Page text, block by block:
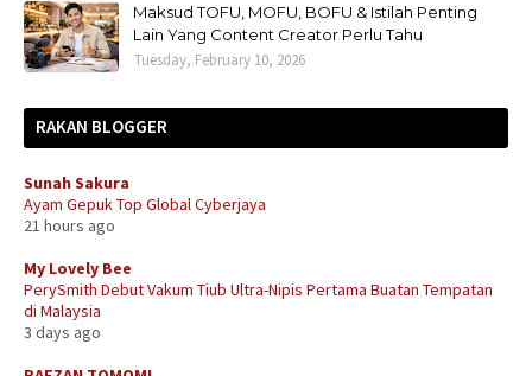
Maksud TOFU, MOFU, BOFU & Istilah Penting
Lain Yang Content Creator Perlu Tahu
Tuesday, February 10, 2026
RAKAN BLOGGER
Sunah Sakura
Ayam Gepuk Top Global Cyberjaya
21 hours ago
My Lovely Bee
PerySmith Debut Vakum Tiub Ultra-Nipis Pertama Buatan Tempatan
di Malaysia
3 days ago